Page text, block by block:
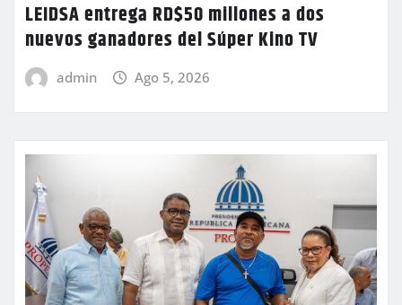
LEIDSA entrega RD$50 millones a dos
nuevos ganadores del Súper Kino TV
admin Ago 5, 2026